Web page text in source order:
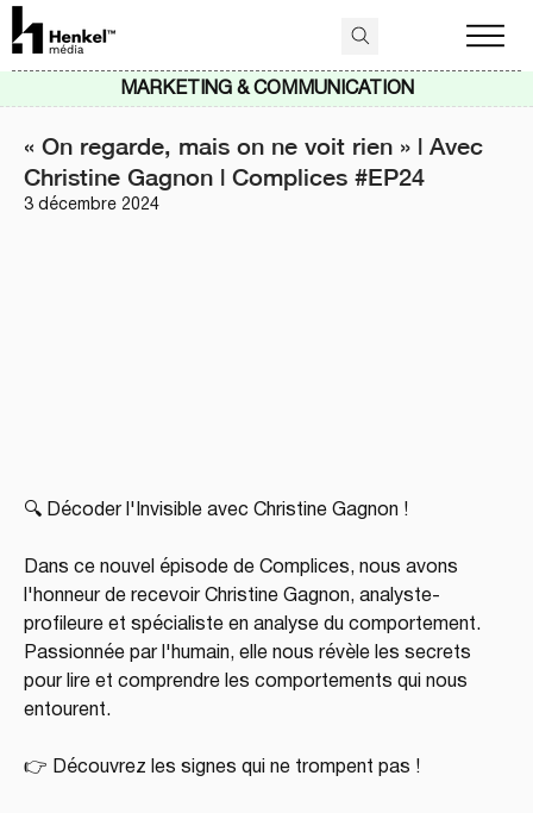
« On regarde, mais on ne voit rien » | Avec
Christine Gagnon | Complices #EP24
3 décembre 2024
🔍 Décoder l'Invisible avec Christine Gagnon !
Dans ce nouvel épisode de Complices, nous avons
l'honneur de recevoir Christine Gagnon, analyste-
profileure et spécialiste en analyse du comportement.
Passionnée par l'humain, elle nous révèle les secrets
pour lire et comprendre les comportements qui nous
entourent.
👉 Découvrez les signes qui ne trompent pas !
MARKETING & COMMUNICATION